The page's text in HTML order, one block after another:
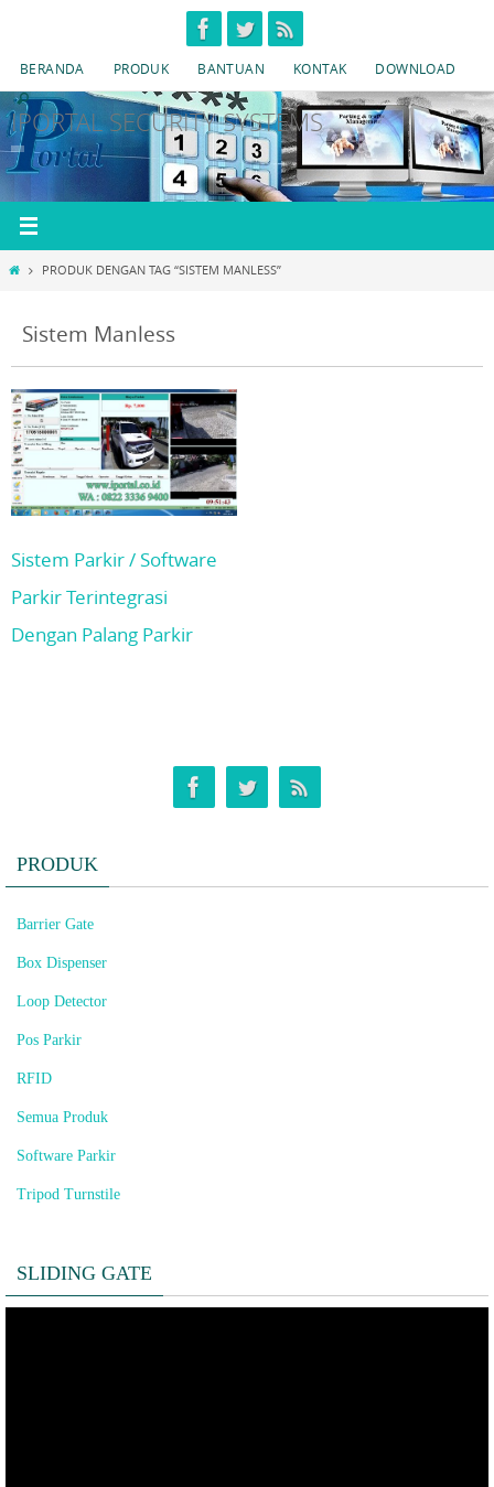
content
BERANDA PRODUK BANTUAN KONTAK DOWNLOAD
IPORTAL SECURITY SYSTEMS
HOMEPRODUK DENGAN TAG “SISTEM MANLESS”
Sistem Manless
Sistem Parkir / Software
Parkir Terintegrasi
Dengan Palang Parkir
PRODUK
Barrier Gate
Box Dispenser
Loop Detector
Pos Parkir
RFID
Semua Produk
Software Parkir
Tripod Turnstile
SLIDING GATE